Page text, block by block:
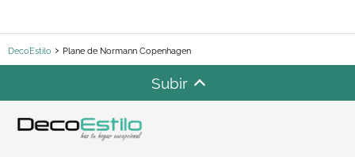
DecoEstilo Plane de Normann Copenhagen
Subir